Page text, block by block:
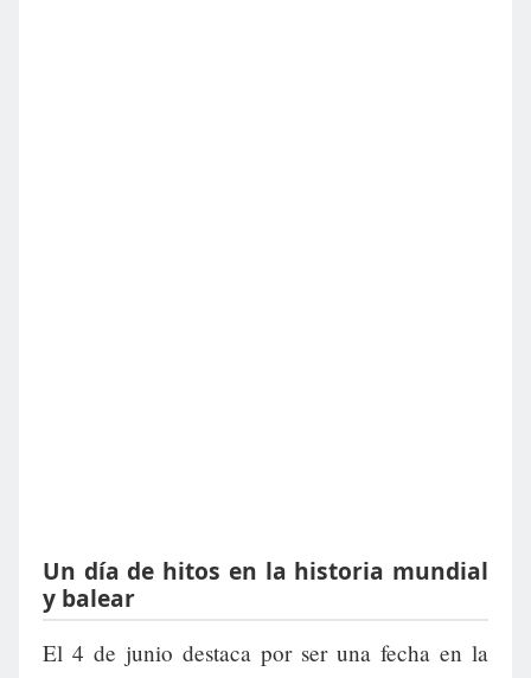
Un día de hitos en la historia mundial
y balear
El 4 de junio destaca por ser una fecha en la